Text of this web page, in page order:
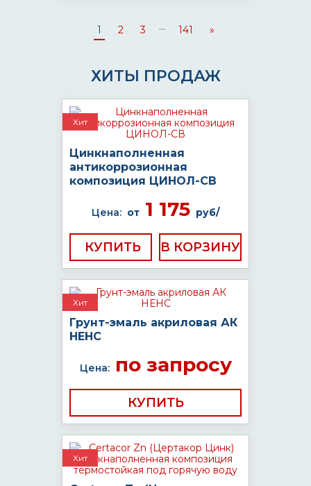
1 2 3 ... 141 »
ХИТЫ ПРОДАЖ
Хит
Цинкнаполненная
антикоррозионная
композиция ЦИНОЛ-СВ
Цена: от 1 175 руб/
КУПИТЬ
Хит
Грунт-эмаль акриловая АК
НЕНС
Цена:по запросу
КУПИТЬ
Хит